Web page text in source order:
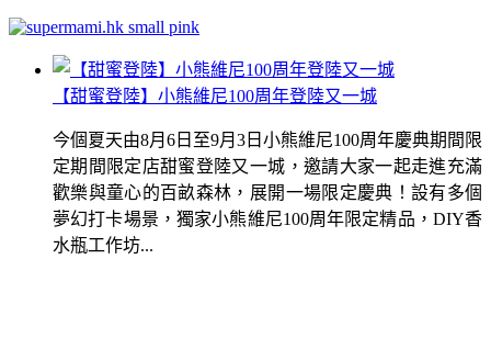
【甜蜜登陸】小熊維尼100周年登陸又一城
今個夏天由8月6日至9月3日小熊維尼100周年慶典期間限
定期間限定店甜蜜登陸又一城，邀請大家一起走進充滿
歡樂與童心的百畝森林，展開一場限定慶典！設有多個
夢幻打卡場景，獨家小熊維尼100周年限定精品，DIY香
水瓶工作坊...